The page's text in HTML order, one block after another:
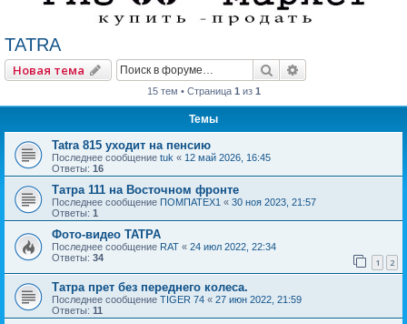
TATRA
Новая тема Поиск
15 тем • Страница 1 из 1
Темы
Tatra 815 уходит на пенсию
Последнее сообщение tuk « 12 май 2026, 16:45
Ответы: 16
Татра 111 на Восточном фронте
Последнее сообщение ПОМПАТЕХ1 « 30 ноя 2023, 21:57
Ответы: 1
Фото-видео ТАТРА
Последнее сообщение RAT « 24 июл 2022, 22:34
Ответы: 34 1 2
Татра прет без переднего колеса.
Последнее сообщение TIGER 74 « 27 июн 2022, 21:59
Ответы: 11